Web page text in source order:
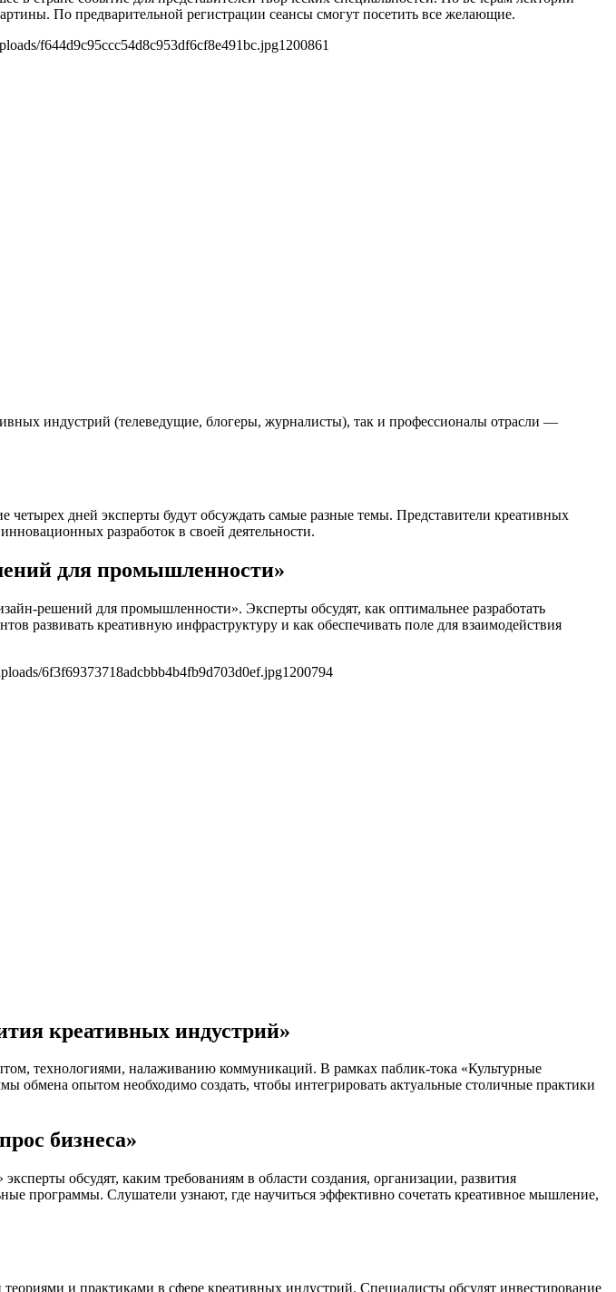
По предварительной регистрации сеансы смогут посетить все желающие.
f644d9c95ccc54d8c953df6cf8e491bc.jpg1200861
индустрий (телеведущие, блогеры, журналисты), так и профессионалы отрасли —
дней эксперты будут обсуждать самые разные темы. Представители креативных
разработок в своей деятельности.
для промышленности»
решений для промышленности». Эксперты обсудят, как оптимальнее разработать
развивать креативную инфраструктуру и как обеспечивать поле для взаимодействия
6f3f69373718adcbbb4b4fb9d703d0ef.jpg1200794
креативных индустрий»
технологиями, налаживанию коммуникаций. В рамках паблик-тока «Культурные
обмена опытом необходимо создать, чтобы интегрировать актуальные столичные практики
бизнеса»
обсудят, каким требованиям в области создания, организации, развития
программы. Слушатели узнают, где научиться эффективно сочетать креативное мышление,
и практиками в сфере креативных индустрий. Специалисты обсудят инвестирование